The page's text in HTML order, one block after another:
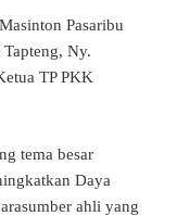
Pasaribu
Ny.
TP PKK
tema besar
Daya
ahli yang